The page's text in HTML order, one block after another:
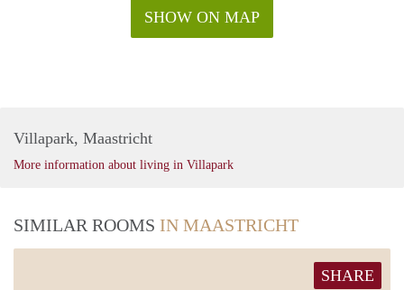
SHOW ON MAP
Villapark, Maastricht
More information about living in Villapark
SIMILAR ROOMS IN MAASTRICHT
SHARE